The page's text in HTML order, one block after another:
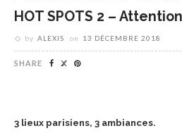
HOT SPOTS 2 –
by ALEXIS on 13 DÉCEMBRE 2018
SHARE
3 lieux parisiens, 3 ambiances.